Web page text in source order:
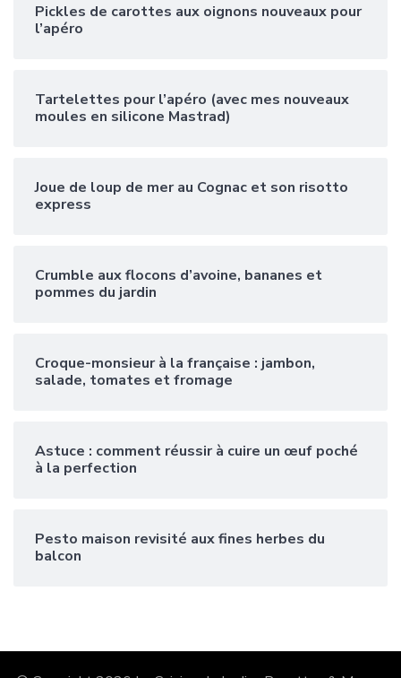
Pickles de carottes aux oignons nouveaux pour
l’apéro
Tartelettes pour l’apéro (avec mes nouveaux
moules en silicone Mastrad)
Joue de loup de mer au Cognac et son risotto
express
Crumble aux flocons d’avoine, bananes et
pommes du jardin
Croque-monsieur à la française : jambon,
salade, tomates et fromage
Astuce : comment réussir à cuire un œuf poché
à la perfection
Pesto maison revisité aux fines herbes du
balcon